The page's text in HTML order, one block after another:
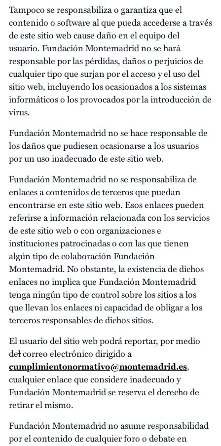
Tampoco se responsabiliza o garantiza que el
contenido o software al que pueda accederse a través
de este sitio web cause daño en el equipo del
usuario. Fundación Montemadrid no se hará
responsable por las pérdidas, daños o perjuicios de
cualquier tipo que surjan por el acceso y el uso del
sitio web, incluyendo los ocasionados a los sistemas
informáticos o los provocados por la introducción de
virus.
Fundación Montemadrid no se hace responsable de
los daños que pudiesen ocasionarse a los usuarios
por un uso inadecuado de este sitio web.
Fundación Montemadrid no se responsabiliza de
enlaces a contenidos de terceros que puedan
encontrarse en este sitio web. Esos enlaces pueden
referirse a información relacionada con los servicios
de este sitio web o con organizaciones e
instituciones patrocinadas o con las que tienen
algún tipo de colaboración Fundación
Montemadrid. No obstante, la existencia de dichos
enlaces no implica que Fundación Montemadrid
tenga ningún tipo de control sobre los sitios a los
que llevan los enlaces ni capacidad de obligar a los
terceros responsables de dichos sitios.
El usuario del sitio web podrá reportar, por medio
delcorreo electrónico dirigido a
cumplimientonormativo@montemadrid.es,
cualquier enlace que considere inadecuado y
Fundación Montemadrid se reserva el derecho de
retirar el mismo.
Fundación Montemadrid no asume responsabilidad
por el contenido de cualquier foro o debate en